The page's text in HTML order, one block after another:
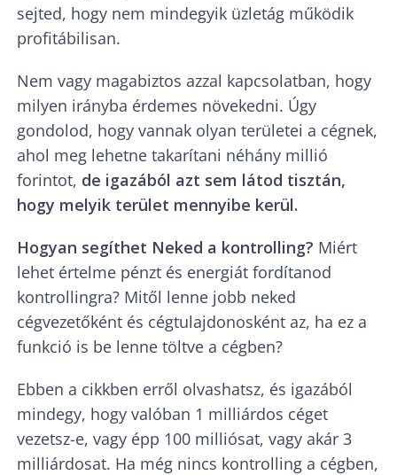
sejted, hogy nem mindegyik üzletág működik
profitábilisan.
Nem vagy magabiztos azzal kapcsolatban, hogy
milyen irányba érdemes növekedni. Úgy
gondolod, hogy vannak olyan területei a cégnek,
ahol meg lehetne takarítani néhány millió
forintot, de igazából azt sem látod tisztán,
hogy melyik terület mennyibe kerül.
Hogyan segíthet Neked a kontrolling? Miért
lehet értelme pénzt és energiát fordítanod
kontrollingra? Mitől lenne jobb neked
cégvezetőként és cégtulajdonosként az, ha ez a
funkció is be lenne töltve a cégben?
Ebben a cikkben erről olvashatsz, és igazából
mindegy, hogy valóban 1 milliárdos céget
vezetsz-e, vagy épp 100 milliósat, vagy akár 3
milliárdosat. Ha még nincs kontrolling a cégben,